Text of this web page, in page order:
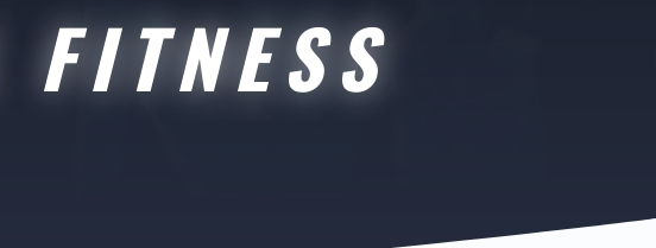
FITNESS